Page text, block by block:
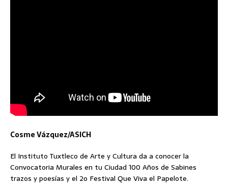
Cosme Vázquez/ASICH
El Instituto Tuxtleco de Arte y Cultura da a conocer la
Convocatoria Murales en tu Ciudad 100 Años de Sabines
trazos y poesías y el 2o Festival Que Viva el Papelote.